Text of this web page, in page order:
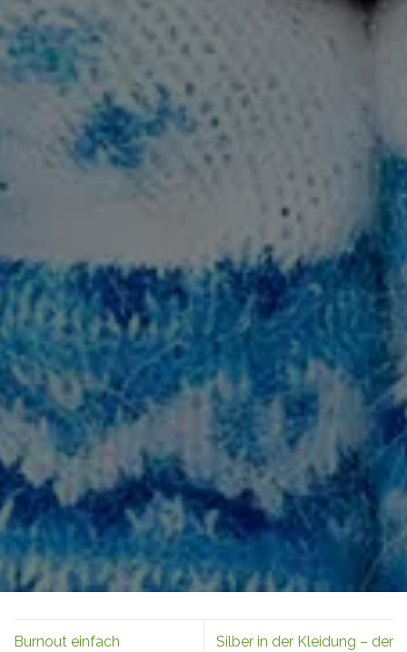
Burnout einfach
Silber in der Kleidung – der